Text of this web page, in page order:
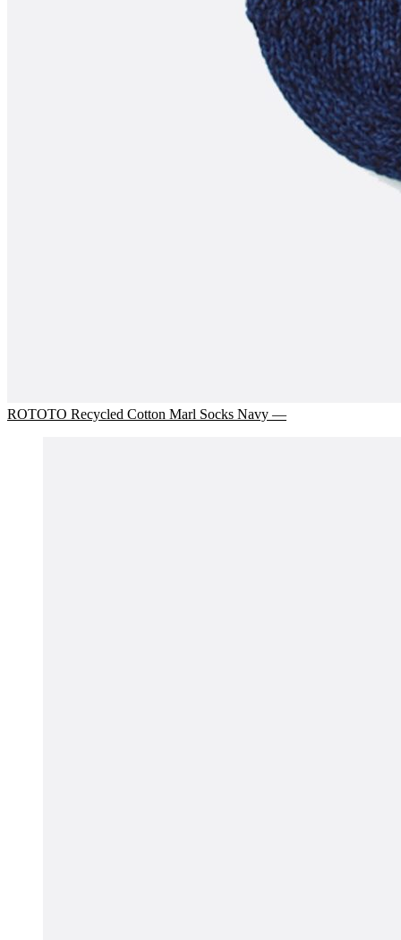
ROTOTO Recycled Cotton Marl Socks Navy —